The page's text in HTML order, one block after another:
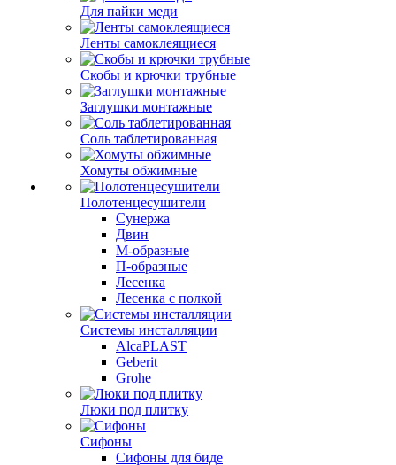
Для пайки меди
Ленты самоклеящиеся
Скобы и крючки трубные
Заглушки монтажные
Соль таблетированная
Хомуты обжимные
Полотенцесушители
Сунержа
Двин
М-образные
П-образные
Лесенка
Лесенка с полкой
Системы инсталляции
AlcaPLAST
Geberit
Grohe
Люки под плитку
Сифоны
Сифoны для биде